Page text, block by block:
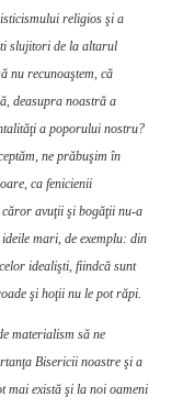
religios şi a
slujitori de la altarul
nu recunoaştem, că
deasupra noastră a
a poporului nostru?
ne prăbuşim în
ca fenicienii
căror avuţii şi bogăţii nu-a
mari, de exemplu: din
idealişti, fiindcă sunt
şi hoţii nu le pot răpi.
materialism să ne
Bisericii noastre şi a
mai există şi la noi oameni